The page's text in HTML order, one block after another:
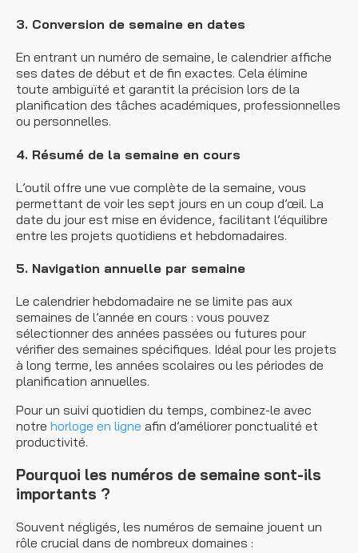
3. Conversion de semaine en dates
En entrant un numéro de semaine, le calendrier affiche
ses dates de début et de fin exactes. Cela élimine
toute ambiguïté et garantit la précision lors de la
planification des tâches académiques, professionnelles
ou personnelles.
4. Résumé de la semaine en cours
L’outil offre une vue complète de la semaine, vous
permettant de voir les sept jours en un coup d’œil. La
date du jour est mise en évidence, facilitant l’équilibre
entre les projets quotidiens et hebdomadaires.
5. Navigation annuelle par semaine
Le calendrier hebdomadaire ne se limite pas aux
semaines de l’année en cours : vous pouvez
sélectionner des années passées ou futures pour
vérifier des semaines spécifiques. Idéal pour les projets
à long terme, les années scolaires ou les périodes de
planification annuelles.
Pour un suivi quotidien du temps, combinez-le avec
notre horloge en ligne afin d’améliorer ponctualité et
productivité.
Pourquoi les numéros de semaine sont-ils
importants ?
Souvent négligés, les numéros de semaine jouent un
rôle crucial dans de nombreux domaines :